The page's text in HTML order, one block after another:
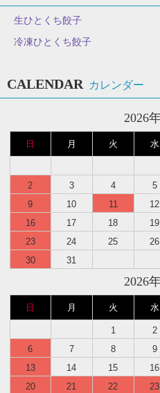
生ひとくち餃子
冷凍ひとくち餃子
CALENDAR カレンダー
2026
日 月 火 水
2
3 4 5
9
10 11 12
16
17 18 19
23
24 25 26
30
31
2026
日 月 火 水
1 2
6
7 8 9
13
14 15 16
20
21 22 23